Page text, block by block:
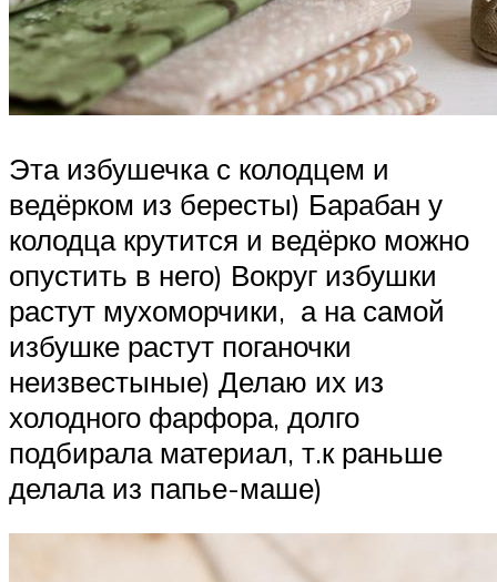
Эта избушечка с колодцем и
ведёрком из бересты) Барабан у
колодца крутится и ведёрко можно
опустить в него) Вокруг избушки
растут мухоморчики, а на самой
избушке растут поганочки
неизвестыные) Делаю их из
холодного фарфора, долго
подбирала материал, т.к раньше
делала из папье-маше)